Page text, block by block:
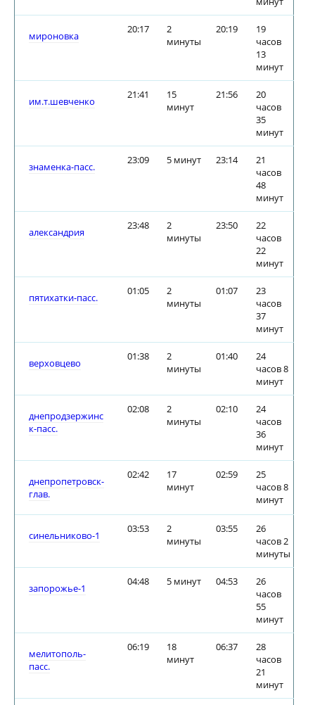
мироновка
20:17
2
минуты
20:19
19
часов
13
минут
им.т.шевченко
21:41
15
минут
21:56
20
часов
35
минут
знаменка-пасс.
23:09 5 минут 23:14
21
часов
48
минут
александрия
23:48
2
минуты
23:50
22
часов
22
минут
пятихатки-пасс.
01:05
2
минуты
01:07
23
часов
37
минут
верховцево
01:38
2
минуты
01:40
24
часов 8
минут
днепродзержинс
к-пасс.
02:08
2
минуты
02:10
24
часов
36
минут
днепропетровск-
глав.
02:42
17
минут
02:59
25
часов 8
минут
синельниково-1
03:53
2
минуты
03:55
26
часов 2
минуты
запорожье-1
04:48 5 минут 04:53
26
часов
55
минут
мелитополь-
пасс.
06:19
18
минут
06:37
28
часов
21
минут